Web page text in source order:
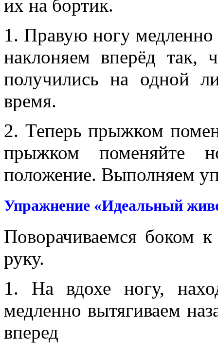
их на бортик.
1. Правую ногу медленно
наклоняем вперёд так,
получились на одной
время.
2. Теперь прыжком
прыжком поменяйте
положение. Выполняем
Упражнение «Идеальный
Поворачиваемся боком
руку.
1. На вдохе ногу,
медленно вытягиваем
вперед